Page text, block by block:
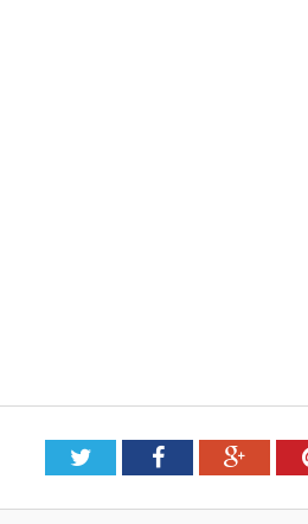
TwitterFacebook